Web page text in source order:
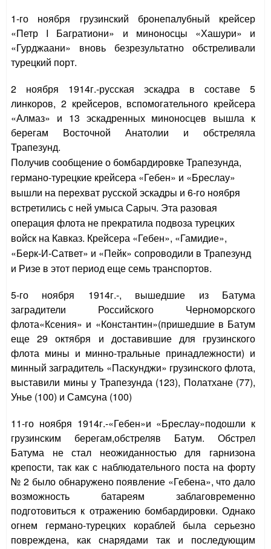
1-го ноября грузинский бронепалубный крейсер
«Петр I Багратиони» и миноносцы «Хашури» и
«Гурджаани» вновь безрезультатно обстреливали
турецкий порт.
2 ноября 1914г.-русская эскадра в составе 5
линкоров, 2 крейсеров, вспомогательного крейсера
«Алмаз» и 13 эскадренных миноносцев вышла к
берегам Восточной Анатолии и обстреляла
Трапезунд.
Получив сообщение о бомбардировке Трапезунда,
германо-турецкие крейсера «Гебен» и «Бреслау»
вышли на перехват русской эскадры и 6-го ноября
встретились с ней умыса Сарыч. Эта разовая
операция флота не прекратила подвоза турецких
войск на Кавказ. Крейсера «Гебен», «Гамидие»,
«Берк-И-Сатвет» и «Пейк» сопроводили в Трапезунд
и Ризе в этот период еще семь транспортов.
5-го ноября 1914г.-,
вышедшие из Батума
заградители Российского Черноморского
флота«Ксения» и «Константин»(пришедшие в Батум
еще 29 октября и доставившие для грузинского
флота мины и минно-тральные принадлежности) и
минный заградитель «Паскунджи» грузинского флота,
выставили мины у Трапезунда (123), Полатхане (77),
Унье (100) и Самсуна (100)
11-го ноября 1914г.-«Гебен»и «Бреслау»подошли к
грузинским берегам,обстреляв Батум. Обстрел
Батума не стал неожиданностью для гарнизона
крепости, так как с наблюдательного поста на форту
№ 2 было обнаружено появление «Гебена», что дало
возможность батареям заблаговременно
подготовиться к отражению бомбардировки. Однако
огнем германо-турецких кораблей была серьезно
повреждена, как снарядами так и последующим